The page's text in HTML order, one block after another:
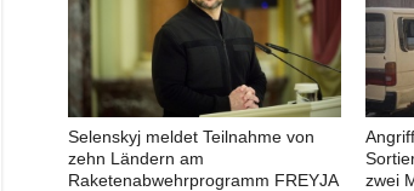
Selenskyj meldet Teilnahme von
zehn Ländern am
Raketenabwehrprogramm FREYJA
zwei